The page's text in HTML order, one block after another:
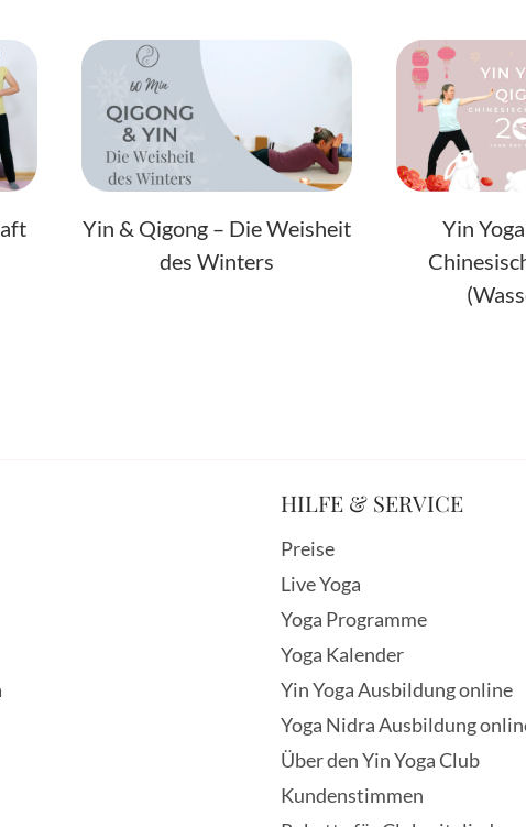
Yin & Qigong – Die Weisheit
des Winters
Yin
HILFE & SERVICE
Preise
Live Yoga
Yoga Programme
Yoga Kalender
Yin Yoga Ausbildung online
Yoga Nidra Ausbildung
Über den Yin Yoga Club
Kundenstimmen